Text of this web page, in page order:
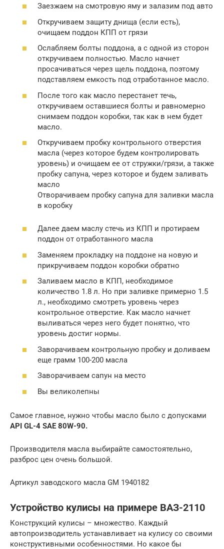
Заезжаем на смотровую яму и залазим под авто
Откручиваем защиту днища (если есть),
очищаем поддон КПП от грязи
Ослабляем болты поддона, а с одной из сторон
откручиваем полностью. Масло начнет
просачиваться через щель поддона, поэтому
подставляем емкость под отработанное масло.
После того как масло перестанет течь,
откручиваем оставшиеся болты и равномерно
снимаем поддон коробки, так как в нем будет
масло.
Откручиваем пробку контрольного отверстия
масла (через которое будем контролировать
уровень) и очищаем ее от стружки/грязи, а также
пробку сапуна, через которое и будем заливать
масло
Отворачиваем пробку сапуна для заливки масла
в коробку
Далее даем маслу стечь из КПП и протираем
поддон от отработанного масла
Заменяем прокладку на поддоне на новую и
прикручиваем поддон коробки обратно
Заливаем масло в КПП, необходимое
количество 1.8 л. Но при заливке примерно 1.5
л., необходимо смотреть уровень через
контрольное отверстие. Как масло начнет
выливаться через него будет понятно, что
уровень достиг нормы.
Заворачиваем контрольную пробку и доливаем
еще грамм 100-200 масла
Заворачиваем сапун на место
Вы великолепны
Самое главное, нужно чтобы масло было с допусками
API GL-4 SAE 80W-90.
Производителя масла выбирайте самостоятельно,
разброс цен очень большой.
Артикул заводского масла GM 1940182
Устройство кулисы на примере ВАЗ-2110
Конструкций кулисы – множество. Каждый
автопроизводитель устанавливает на кулису со своими
конструктивными особенностями. Но какое бы